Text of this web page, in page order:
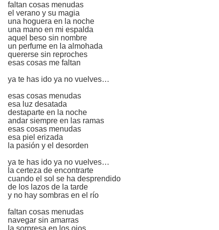
faltan cosas menudas
el verano y su magia
una hoguera en la noche
una mano en mi espalda
aquel beso sin nombre
un perfume en la almohada
quererse sin reproches
esas cosas me faltan
ya te has ido ya no vuelves…
esas cosas menudas
esa luz desatada
destaparte en la noche
andar siempre en las ramas
esas cosas menudas
esa piel erizada
la pasión y el desorden
ya te has ido ya no vuelves…
la certeza de encontrarte
cuando el sol se ha desprendido
de los lazos de la tarde
y no hay sombras en el río
faltan cosas menudas
navegar sin amarras
la sorpresa en los ojos